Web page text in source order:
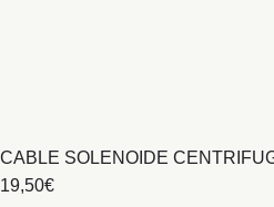
CABLE SOLENOIDE
19,50€